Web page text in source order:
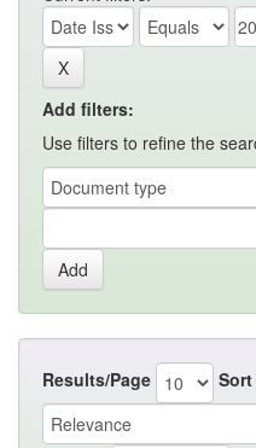
Add filters:
Use filters to refine the
Results/Page